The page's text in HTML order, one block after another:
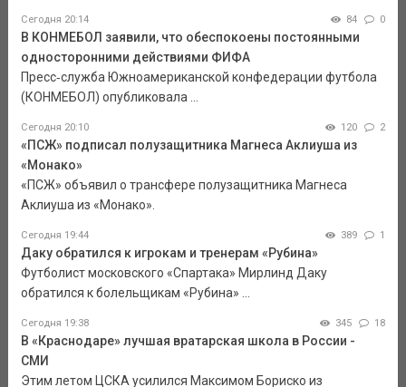
Сегодня 20:14 84 0
В КОНМЕБОЛ заявили, что обеспокоены постоянными
односторонними действиями ФИФА
Пресс‑служба Южноамериканской конфедерации футбола
(КОНМЕБОЛ) опубликовала ...
Сегодня 20:10 120 2
«ПСЖ» подписал полузащитника Магнеса Аклиуша из
«Монако»
«ПСЖ» объявил о трансфере полузащитника Магнеса
Аклиуша из «Монако».
Сегодня 19:44 389 1
Даку обратился к игрокам и тренерам «Рубина»
Футболист московского «Спартака» Мирлинд Даку
обратился к болельщикам «Рубина» ...
Сегодня 19:38 345 18
В «Краснодаре» лучшая вратарская школа в России -
СМИ
Этим летом ЦСКА усилился Максимом Бориско из